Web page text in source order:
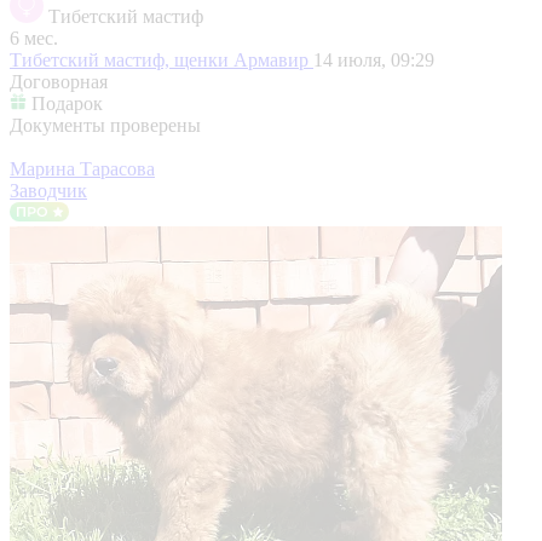
Тибетский мастиф
6 мес.
Тибетский мастиф, щенки Армавир 14 июля, 09:29
Договорная
Подарок
Документы проверены
Марина Тарасова
Заводчик